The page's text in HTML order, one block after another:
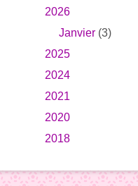
2026
Janvier (3)
2025
2024
2021
2020
2018